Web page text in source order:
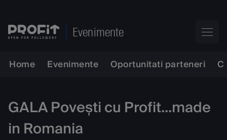
Evenimente
Home Evenimente Oportunitati parteneri
GALA Povești cu Profit...made
in Romania